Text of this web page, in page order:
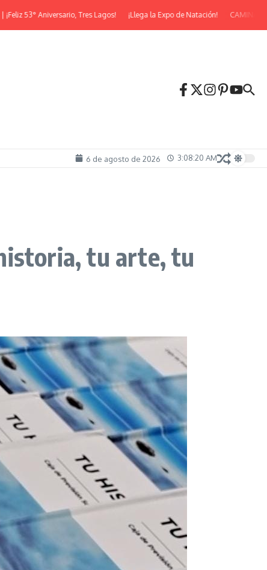
Aniversario, Tres Lagos! ¡Llega la Expo de Natación! CAMINATA
6 de agosto de 2026 3:08:21 AM
tu arte, tu